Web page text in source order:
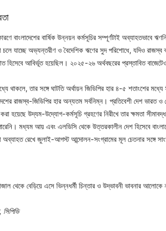
বাংলাদেশের বার্ষিক উন্নয়ন কর্মসূচির সম্পূর্ণটাই
যাচ্ছে অভ্যন্তরীণ ও বৈদেশিক ঋণের সুদ পরিশোধে, যদিও
হিসেবে আবির্ভূত হয়েছিল। ২০২৫-২৬ অর্থবছরের প্রস্তাবিত
থাকলে, তার সঙ্গে ঘাটতি অর্থায়ন জিডিপির হার ৪-৫ শতাংশের
রাজস্ব-জিডিপির হার অন্যতম সর্বনিম্ন। প্রতিবেশী দেশ
হয়েছে উদ্যম-উদ্যোগ-কর্মসূচি গ্রহণের নিরীখে তার ক্ষমতা
মধ্যম আয় এবং এলডিসি থেকে উত্তরকালীন দেশ হিসেবে
অব্যাহত রেখে জুলাই-আগস্ট আন্দোলন-সংগ্রামের মূল চেতনার সঙ্গে
থেকে বেড়িয়ে এসে ভিন্নধর্মী চিন্তার ও উদ্ভাবনী ভাবনার